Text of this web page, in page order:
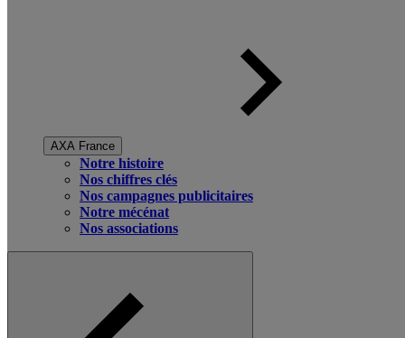
AXA France
Notre histoire
Nos chiffres clés
Nos campagnes publicitaires
Notre mécénat
Nos associations